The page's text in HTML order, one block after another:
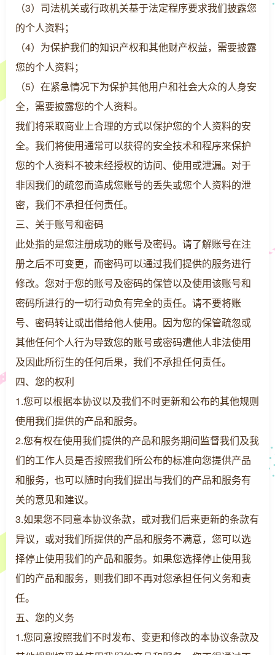
（3）司法机关或行政机关基于法定程序要求我们披露您
的个人资料；
（4）为保护我们的知识产权和其他财产权益，需要披露
您的个人资料；
（5）在紧急情况下为保护其他用户和社会大众的人身安
全，需要披露您的个人资料。
我们将采取商业上合理的方式以保护您的个人资料的安
全。我们将使用通常可以获得的安全技术和程序来保护
您的个人资料不被未经授权的访问、使用或泄漏。对于
非因我们的疏忽而造成您账号的丢失或您个人资料的泄
密，我们不承担任何责任。
三、关于账号和密码
此处指的是您注册成功的账号及密码。请了解账号在注
册之后不可变更，而密码可以通过我们提供的服务进行
修改。您对于您的账号及密码的保管以及使用该账号和
密码所进行的一切行动负有完全的责任。请不要将账
号、密码转让或出借给他人使用。因为您的保管疏忽或
其他任何个人行为导致您的账号或密码遭他人非法使用
及因此所衍生的任何后果，我们不承担任何责任。
四、您的权利
1.您可以根据本协议以及我们不时更新和公布的其他规则
使用我们提供的产品和服务。
2.您有权在使用我们提供的产品和服务期间监督我们及我
们的工作人员是否按照我们所公布的标准向您提供产品
和服务，也可以随时向我们提出与我们的产品和服务有
关的意见和建议。
3.如果您不同意本协议条款，或对我们后来更新的条款有
异议，或对我们所提供的产品和服务不满意，您可以选
择停止使用我们的产品和服务。如果您选择停止使用我
们的产品和服务，则我们即不再对您承担任何义务和责
任。
五、您的义务
1.您同意按照我们不时发布、变更和修改的本协议条款及